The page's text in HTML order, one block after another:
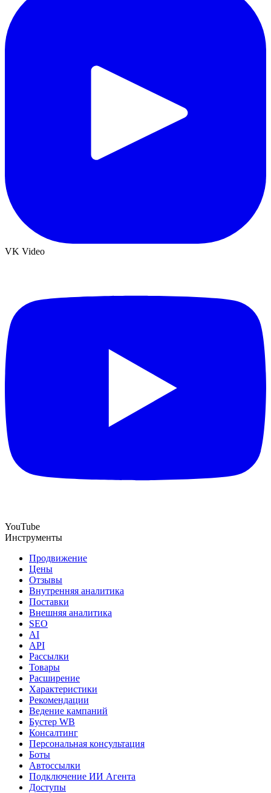
VK Video
YouTube
Инструменты
Продвижение
Цены
Отзывы
Внутренняя аналитика
Поставки
Внешняя аналитика
SEO
AI
API
Рассылки
Товары
Расширение
Характеристики
Рекомендации
Ведение кампаний
Бустер WB
Консалтинг
Персональная консультация
Боты
Автоссылки
Подключение ИИ Агента
Доступы